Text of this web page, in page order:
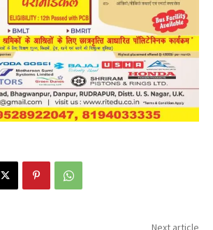
Next article